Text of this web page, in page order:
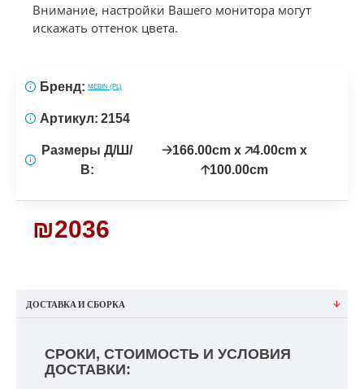
Внимание, настройки Вашего монитора могут
искажать оттенок цвета.
₪2036
Бренд: MEBIN (PL)
Артикул: 2154
Размеры Д/Ш/
В:
🡢166.00cm x 🡥4.00cm x
🡡100.00cm
ДОСТАВКА И СБОРКА
СРОКИ, СТОИМОСТЬ И УСЛОВИЯ
ДОСТАВКИ: